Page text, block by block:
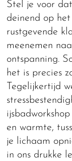
Stel je voor
deinend op
rustgevende
meenemen
ontspanning.
het is precies
Tegelijkertijd
en warmte,
je lichaam
in ons drukke